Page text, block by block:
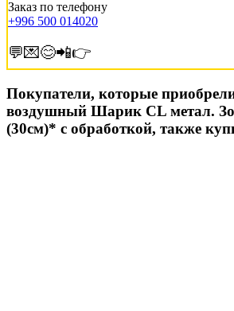
Заказ по телефону
+996 500 014020
💬💌😊📲👉
Покупатели, которые
воздушный Шарик CL метал.
(30см)* с обработкой, также